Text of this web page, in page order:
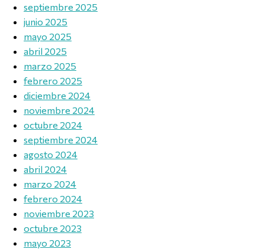
septiembre 2025
junio 2025
mayo 2025
abril 2025
marzo 2025
febrero 2025
diciembre 2024
noviembre 2024
octubre 2024
septiembre 2024
agosto 2024
abril 2024
marzo 2024
febrero 2024
noviembre 2023
octubre 2023
mayo 2023